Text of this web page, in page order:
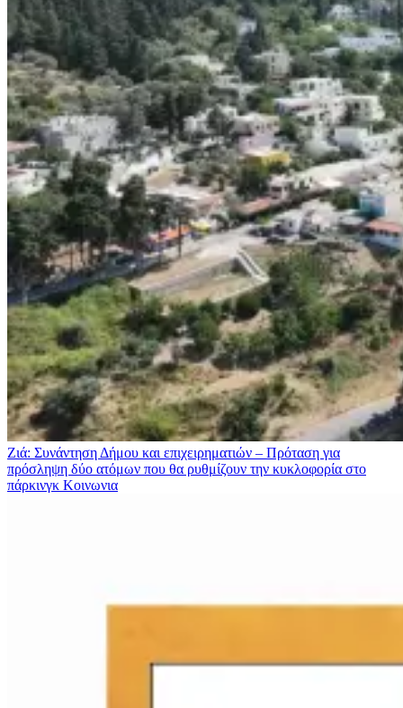
Ζιά: Συνάντηση Δήμου και επιχειρηματιών – Πρόταση για
πρόσληψη δύο ατόμων που θα ρυθμίζουν την κυκλοφορία στο
πάρκινγκ Κοινωνια